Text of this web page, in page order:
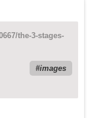
the-3-stages-
images